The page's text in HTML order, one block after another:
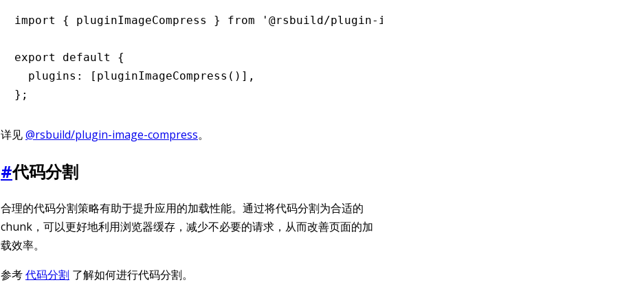
import { pluginImageCompress } from '@rsbuild/plugin-image-compress'
export default
{
  plugins
: [ pluginImageCompress ()] ,
};
详见@rsbuild/plugin-image-compress。
#代码分割
合理的代码分割策略有助于提升应用的加载性能。通过将代码分割为合适的
chunk，可以更好地利用浏览器缓存，减少不必要的请求，从而改善页面的加
载效率。
参考代码分割 了解如何进行代码分割。